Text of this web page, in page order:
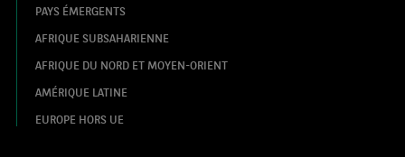
PAYS ÉMERGENTS
AFRIQUE SUBSAHARIENNE
AFRIQUE DU NORD ET MOYEN-ORIENT
AMÉRIQUE LATINE
EUROPE HORS UE